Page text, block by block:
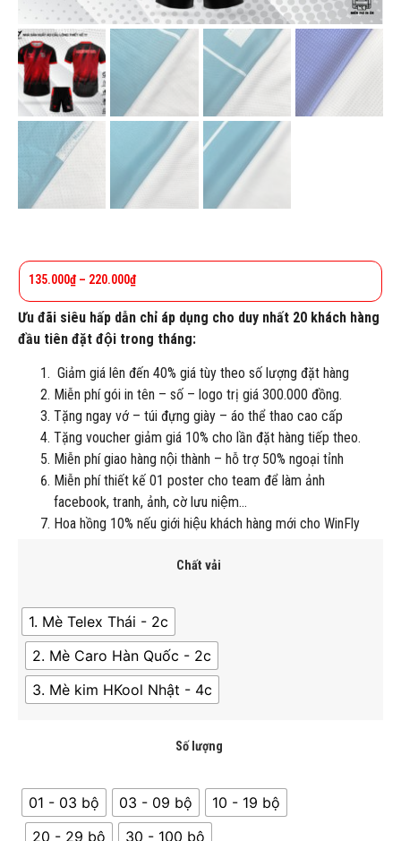
135.000₫ – 220.000₫
Ưu đãi siêu hấp dẫn chỉ áp dụng cho duy nhất 20 khách hàng
đầu tiên đặt đội trong tháng:
Giảm giá lên đến 40% giá tùy theo số lượng đặt hàng
Miễn phí gói in tên – số – logo trị giá 300.000 đồng.
Tặng ngay vớ – túi đựng giày – áo thể thao cao cấp
Tặng voucher giảm giá 10% cho lần đặt hàng tiếp theo.
Miễn phí giao hàng nội thành – hỗ trợ 50% ngoại tỉnh
Miễn phí thiết kế 01 poster cho team để làm ảnh
facebook, tranh, ảnh, cờ lưu niệm…
Hoa hồng 10% nếu giới hiệu khách hàng mới cho WinFly
Chất vải
1. Mè Telex Thái - 2c
2. Mè Caro Hàn Quốc - 2c
3. Mè kim HKool Nhật - 4c
Số lượng
01 - 03 bộ 03 - 09 bộ
10 - 19 bộ
20 - 29 bộ
30 - 100 bộ